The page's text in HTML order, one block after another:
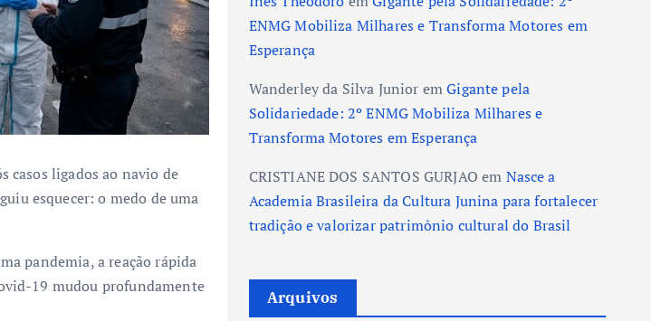
casos ligados ao navio de
esquecer: o medo de uma
pandemia, a reação rápida
19 mudou profundamente
ENMG Mobiliza Milhares e Transforma Motores em
Esperança
Wanderley da Silva Junior emGigante pela
Solidariedade: 2º ENMG Mobiliza Milhares e
Transforma Motores em Esperança
CRISTIANE DOS SANTOS GURJAO em Nasce a
Academia Brasileira da Cultura Junina para fortalecer
tradição e valorizar patrimônio cultural do Brasil
Arquivos